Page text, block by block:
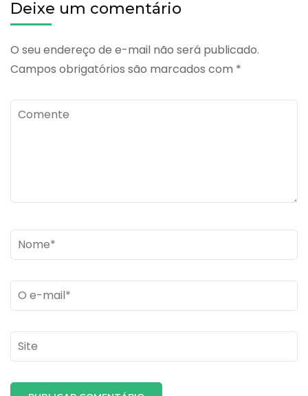
Deixe um comentário
O seu endereço de e-mail não será publicado.
Campos obrigatórios são marcados com *
Comente
Name*
Email *
Site